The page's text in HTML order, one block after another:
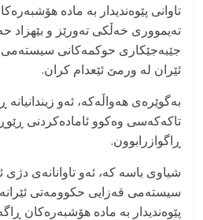
تاوانی پێوەندیدار بە مادە
تەیمووری خەڵکی تەورێز و بێهزاد
جێبەجێکاری حوکمەکانی سیستەمی
ئێران لە ورمێ ئێعدام کران.
بەگوێرەی هەواڵەکە، ئەو
تاکەکەسی وەکوو ئامادەکردنی
ڕاگوازرابوون.
شیاوی باسە کە، ئەو تاوانانەی دژی
سیستەمی قەزایی حکوومەتی
پێوەندیدار بە مادە هۆشبەرەکان